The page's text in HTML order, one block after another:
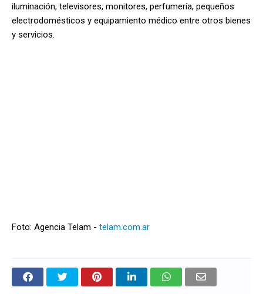
iluminación, televisores, monitores, perfumería, pequeños
electrodomésticos y equipamiento médico entre otros bienes
y servicios.
Foto: Agencia Telam - telam.com.ar